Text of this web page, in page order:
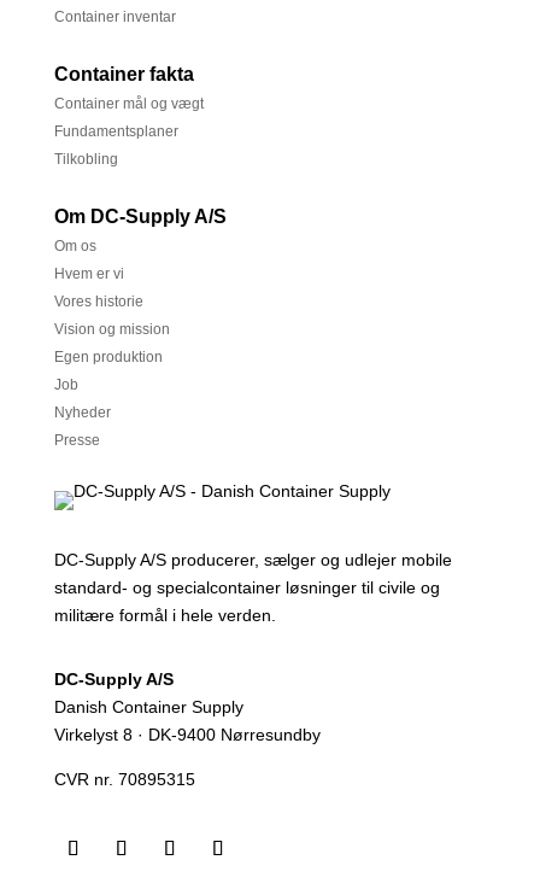
Container inventar
Container fakta
Container mål og vægt
Fundamentsplaner
Tilkobling
Om DC-Supply A/S
Om os
Hvem er vi
Vores historie
Vision og mission
Egen produktion
Job
Nyheder
Presse
DC-Supply A/S producerer, sælger og udlejer mobile
standard- og specialcontainer løsninger til civile og
militære formål i hele verden.
DC-Supply A/S
Danish Container Supply
Virkelyst 8 · DK-9400 Nørresundby
CVR nr. 70895315